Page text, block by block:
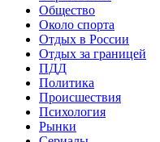
Общество
Около спорта
Отдых в России
Отдых за границей
ПДД
Политика
Происшествия
Психология
Рынки